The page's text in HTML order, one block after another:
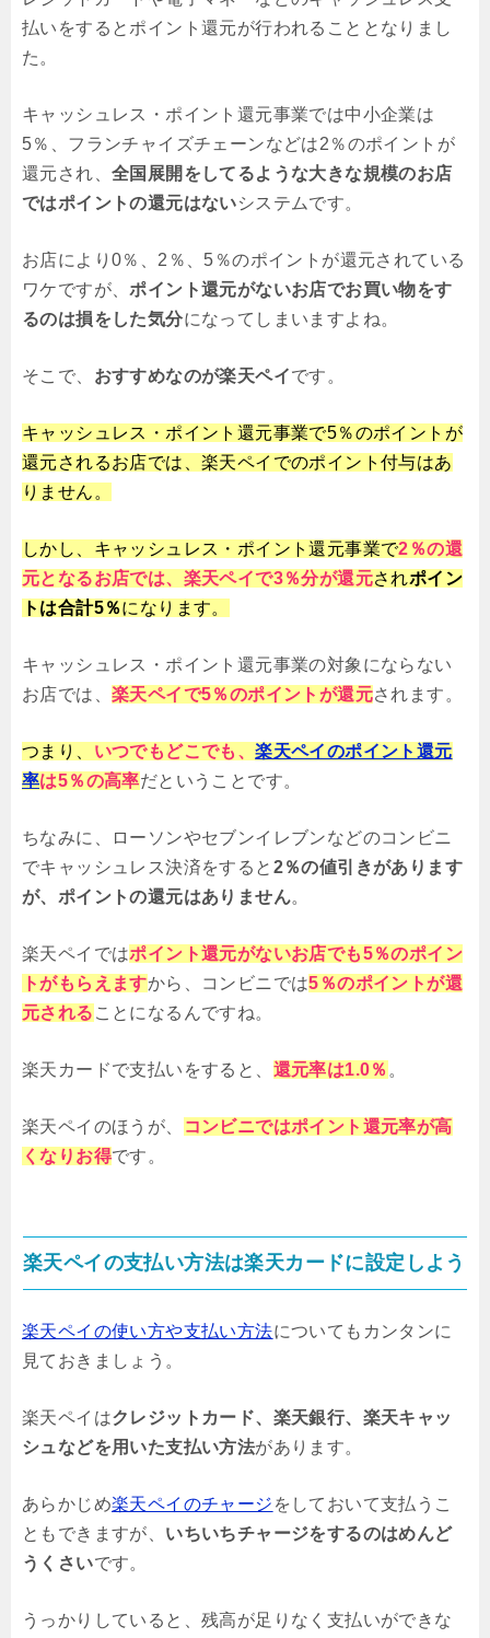
払いをするとポイント還元が行われることとなりまし
た。
キャッシュレス・ポイント還元事業では中小企業は
5％、フランチャイズチェーンなどは2％のポイントが
還元され、 全国展開をしてるような大きな規模のお店
ではポイントの還元はないシステムです。
お店により0％、2％、5％のポイントが還元されている
ワケですが、ポイント還元がないお店でお買い物をす
るのは損をした気分になってしまいますよね。
そこで、 おすすめなのが楽天ペイです。
キャッシュレス・ポイント還元事業で5％のポイントが
還元されるお店では、楽天ペイでのポイント付与はあ
りません。
しかし、キャッシュレス・ポイント還元事業で2％の還
元となるお店では、楽天ペイで3％分が還元されポイン
トは合計5％になります。
キャッシュレス・ポイント還元事業の対象にならない
お店では、 楽天ペイで5％のポイントが還元されます。
つまり、 いつでもどこでも、楽天ペイのポイント還元
率は5％の高率だということです。
ちなみに、ローソンやセブンイレブンなどのコンビニ
でキャッシュレス決済をすると 2％の値引きがあります
が、ポイントの還元はありません。
楽天ペイではポイント還元がないお店でも5％のポイン
トがもらえますから、コンビニでは5％のポイントが還
元される ことになるんですね。
楽天カードで支払いをすると、 還元率は1.0％ 。
楽天ペイのほうが、
コンビニではポイント還元率が高
くなりお得です。
楽天ペイの支払い方法は楽天カードに設定しよう
楽天ペイの使い方や支払い方法についてもカンタンに
見ておきましょう。
楽天ペイはクレジットカード、楽天銀行、楽天キャッ
シュなどを用いた支払い方法があります。
あらかじめ楽天ペイのチャージ をしておいて支払うこ
ともできますが、 いちいちチャージをするのはめんど
うくさいです。
うっかりしていると、残高が足りなく支払いができな